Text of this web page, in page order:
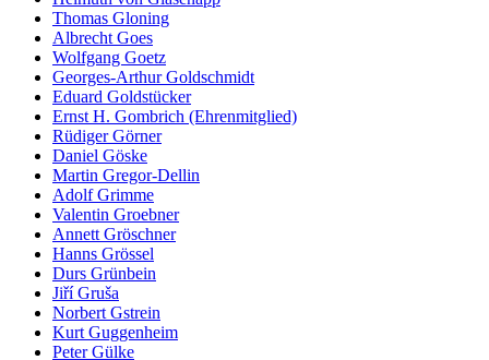
Thomas Gloning
Albrecht Goes
Wolfgang Goetz
Georges-Arthur Goldschmidt
Eduard Goldstücker
Ernst H. Gombrich (Ehrenmitglied)
Rüdiger Görner
Daniel Göske
Martin Gregor-Dellin
Adolf Grimme
Valentin Groebner
Annett Gröschner
Hanns Grössel
Durs Grünbein
Jiří Gruša
Norbert Gstrein
Kurt Guggenheim
Peter Gülke